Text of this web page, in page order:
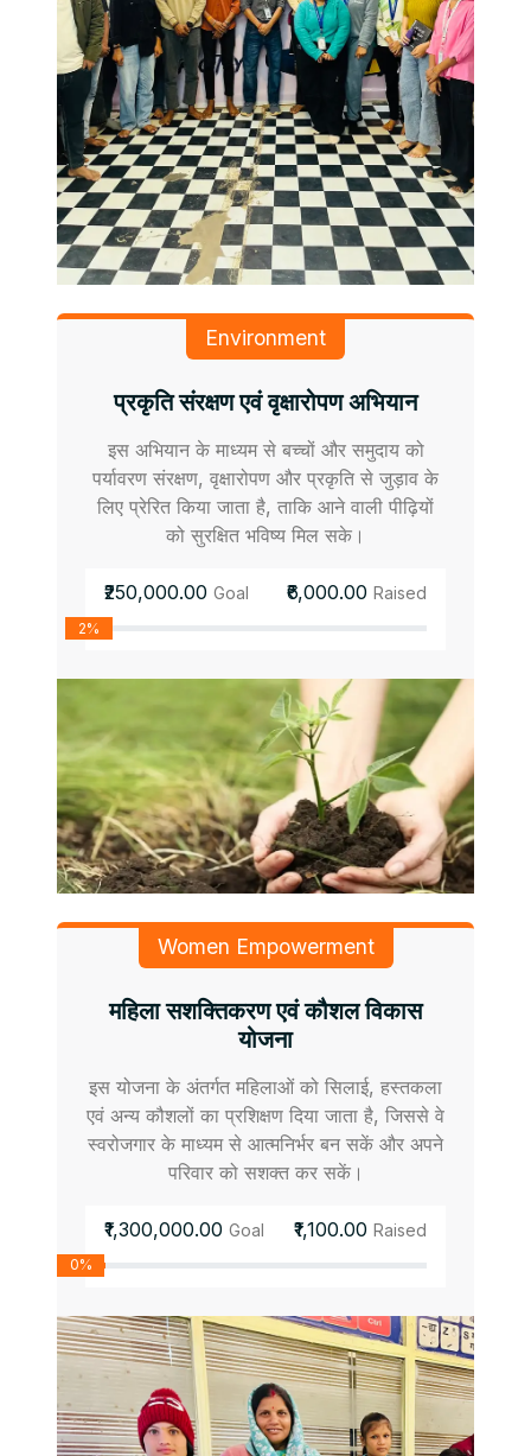
Environment
प्रकृति संरक्षण एवं वृक्षारोपण अभियान
इस अभियान के माध्यम से बच्चों और समुदाय को
पर्यावरण संरक्षण, वृक्षारोपण और प्रकृति से जुड़ाव के
लिए प्रेरित किया जाता है, ताकि आने वाली पीढ़ियों
को सुरक्षित भविष्य मिल सके।
₹250,000.00 Goal ₹6,000.00 Raised
2%
Women Empowerment
महिला सशक्तिकरण एवं कौशल विकास
योजना
इस योजना के अंतर्गत महिलाओं को सिलाई, हस्तकला
एवं अन्य कौशलों का प्रशिक्षण दिया जाता है, जिससे वे
स्वरोजगार के माध्यम से आत्मनिर्भर बन सकें और अपने
परिवार को सशक्त कर सकें।
₹1,300,000.00 Goal ₹1,100.00 Raised
0%